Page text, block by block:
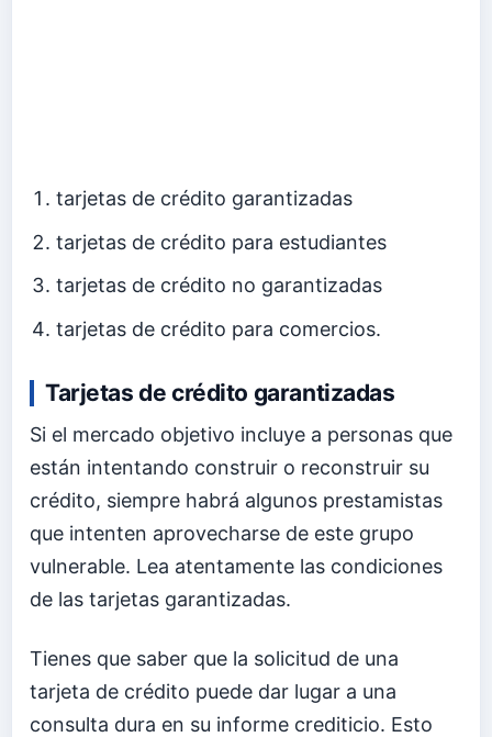
tarjetas de crédito garantizadas
tarjetas de crédito para estudiantes
tarjetas de crédito no garantizadas
tarjetas de crédito para comercios.
Tarjetas de crédito garantizadas
Si el mercado objetivo incluye a personas que
están intentando construir o reconstruir su
crédito, siempre habrá algunos prestamistas
que intenten aprovecharse de este grupo
vulnerable. Lea atentamente las condiciones
de las tarjetas garantizadas.
Tienes que saber que la solicitud de una
tarjeta de crédito puede dar lugar a una
consulta dura en su informe crediticio. Esto